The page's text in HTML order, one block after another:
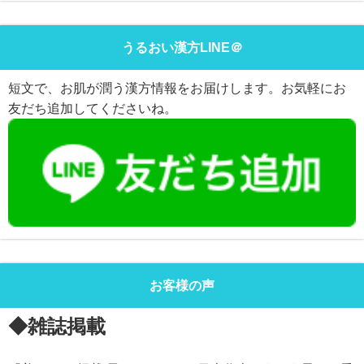
うるおい漢方LINE＠
短文で、お肌が潤う漢方情報をお届けします。お気軽にお
友だち追加してくださいね。
お客様の声
◆雑誌掲載